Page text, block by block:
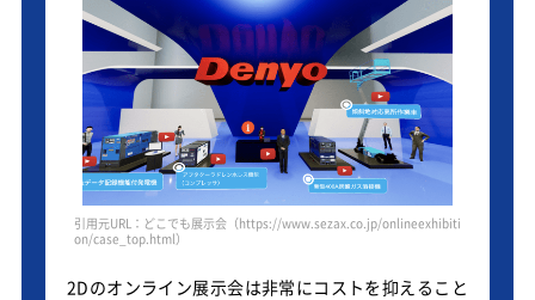
引用元URL：どこでも展示会（https://www.sezax.co.jp/onlineexhibiti
on/case_top.html）
2Dのオンライン展示会は非常にコストを抑えること